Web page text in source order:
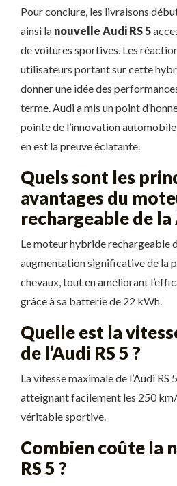
Pour conclure, les livraisons
ainsi la nouvelle Audi RS 5
de voitures sportives. Les
utilisateurs portant sur cette
donner une idée des
terme. Audi a mis un point
pointe de l’innovation
en est la preuve éclatante.
Quels sont les
avantages du
rechargeable de la
Le moteur hybride rechargeable
augmentation significative de la
chevaux, tout en améliorant
grâce à sa batterie de 22 kWh.
Quelle est la
de l’Audi RS 5 ?
La vitesse maximale de l’Audi RS
atteignant facilement les 250
véritable sportive.
Combien coûte la
RS 5 ?